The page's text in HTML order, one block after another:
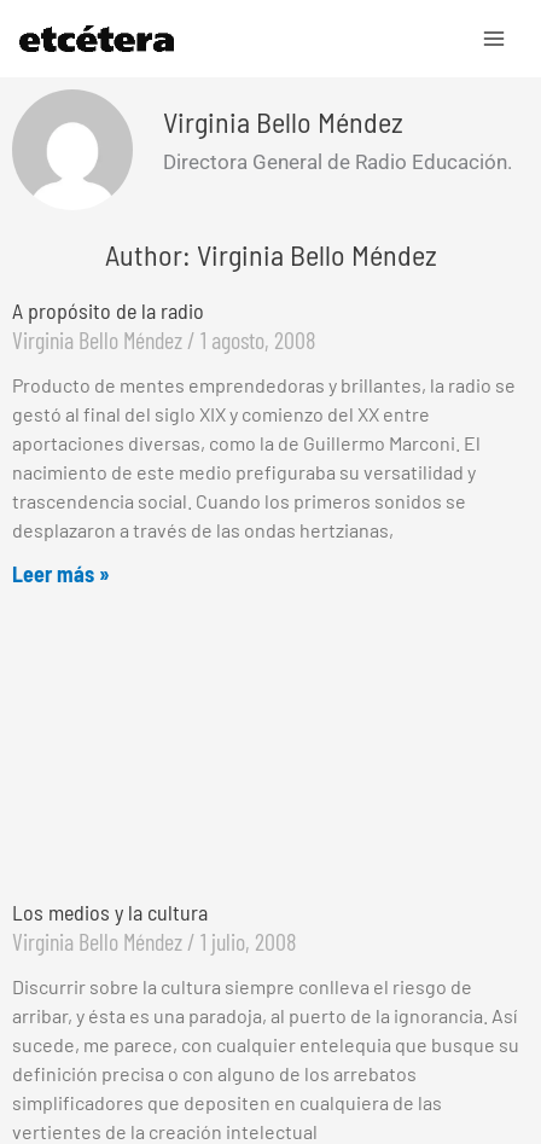
contenido
Virginia Bello Méndez
Directora General de Radio Educación.
Author: Virginia Bello Méndez
A propósito de la radio
Virginia Bello Méndez 1 agosto, 2008
Producto de mentes emprendedoras y brillantes, la radio se
gestó al final del siglo XIX y comienzo del XX entre
aportaciones diversas, como la de Guillermo Marconi. El
nacimiento de este medio prefiguraba su versatilidad y
trascendencia social. Cuando los primeros sonidos se
desplazaron a través de las ondas hertzianas,
Leer más »
Los medios y la cultura
Virginia Bello Méndez 1 julio, 2008
Discurrir sobre la cultura siempre conlleva el riesgo de
arribar, y ésta es una paradoja, al puerto de la ignorancia. Así
sucede, me parece, con cualquier entelequia que busque su
definición precisa o con alguno de los arrebatos
simplificadores que depositen en cualquiera de las
vertientes de la creación intelectual